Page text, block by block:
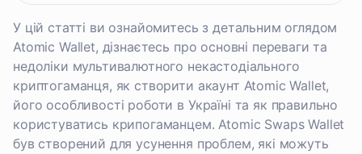
У цій статті ви ознайомитесь з детальним оглядом
Atomic Wallet, дізнаєтесь про основні переваги та
недоліки мультивалютного некастодіального
криптогаманця, як створити акаунт Atomic Wallet,
його особливості роботи в Україні та як правильно
користуватись крипогаманцем. Atomic Swaps Wallet
був створений для усунення проблем, які можуть